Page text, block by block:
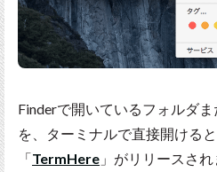
Finderで開いているフォルダ
を、ターミナルで直接開ける
「TermHere 」がリリースさ